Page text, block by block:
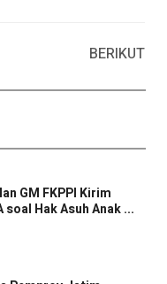
BERIKUT
GM FKPPI Kirim
Hak Asuh Anak ...